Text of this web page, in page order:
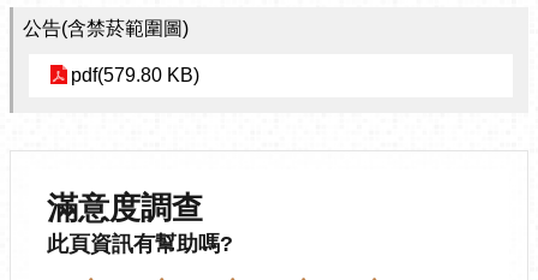
公告(含禁菸範圍圖)
pdf(579.80 KB)
滿意度調查
此頁資訊有幫助嗎?